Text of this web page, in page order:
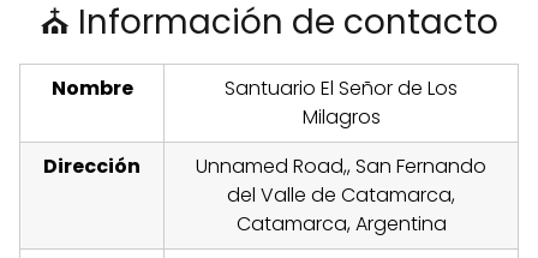
⛪ Información de contacto
Nombre
Santuario El Señor de Los
Milagros
Dirección
Unnamed Road,, San Fernando
del Valle de Catamarca,
Catamarca, Argentina